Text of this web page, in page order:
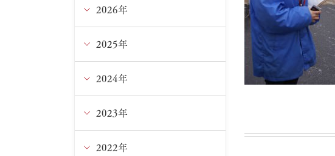
2026年
8月
7月
6月
5月
2025年
12月
11月
10月
2024年
12月
11月
2023年
12月
2022年